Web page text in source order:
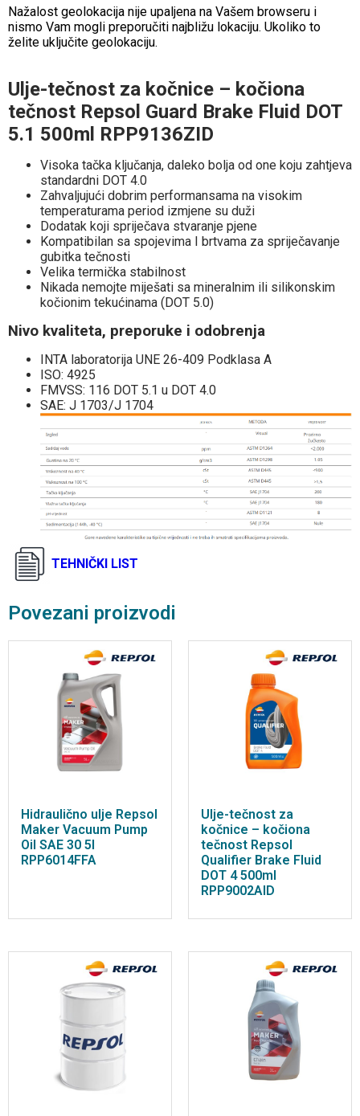
Nažalost geolokacija nije upaljena na Vašem browseru i
nismo Vam mogli preporučiti najbližu lokaciju. Ukoliko to
želite uključite geolokaciju.
Ulje-tečnost za kočnice – kočiona
tečnost Repsol Guard Brake Fluid DOT
5.1 500ml RPP9136ZID
Visoka tačka ključanja, daleko bolja od one koju zahtjeva
standardni DOT 4.0
Zahvaljujući dobrim performansama na visokim
temperaturama period izmjene su duži
Dodatak koji spriječava stvaranje pjene
Kompatibilan sa spojevima I brtvama za spriječavanje
gubitka tečnosti
Velika termička stabilnost
Nikada nemojte miješati sa mineralnim ili silikonskim
kočionim tekućinama (DOT 5.0)
Nivo kvaliteta, preporuke i odobrenja
INTA laboratorija UNE 26-409 Podklasa A
ISO: 4925
FMVSS: 116 DOT 5.1 u DOT 4.0
SAE: J 1703/J 1704
TEHNIČKI LIST
Povezani proizvodi
Hidraulično ulje Repsol
Maker Vacuum Pump
Oil SAE 30 5l
RPP6014FFA
Ulje-tečnost za
kočnice – kočiona
tečnost Repsol
Qualifier Brake Fluid
DOT 4 500ml
RPP9002AID